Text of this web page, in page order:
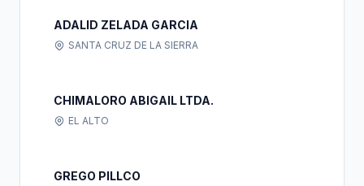
ADALID ZELADA GARCIA
SANTA CRUZ DE LA SIERRA
CHIMALORO ABIGAIL LTDA.
EL ALTO
GREGO PILLCO